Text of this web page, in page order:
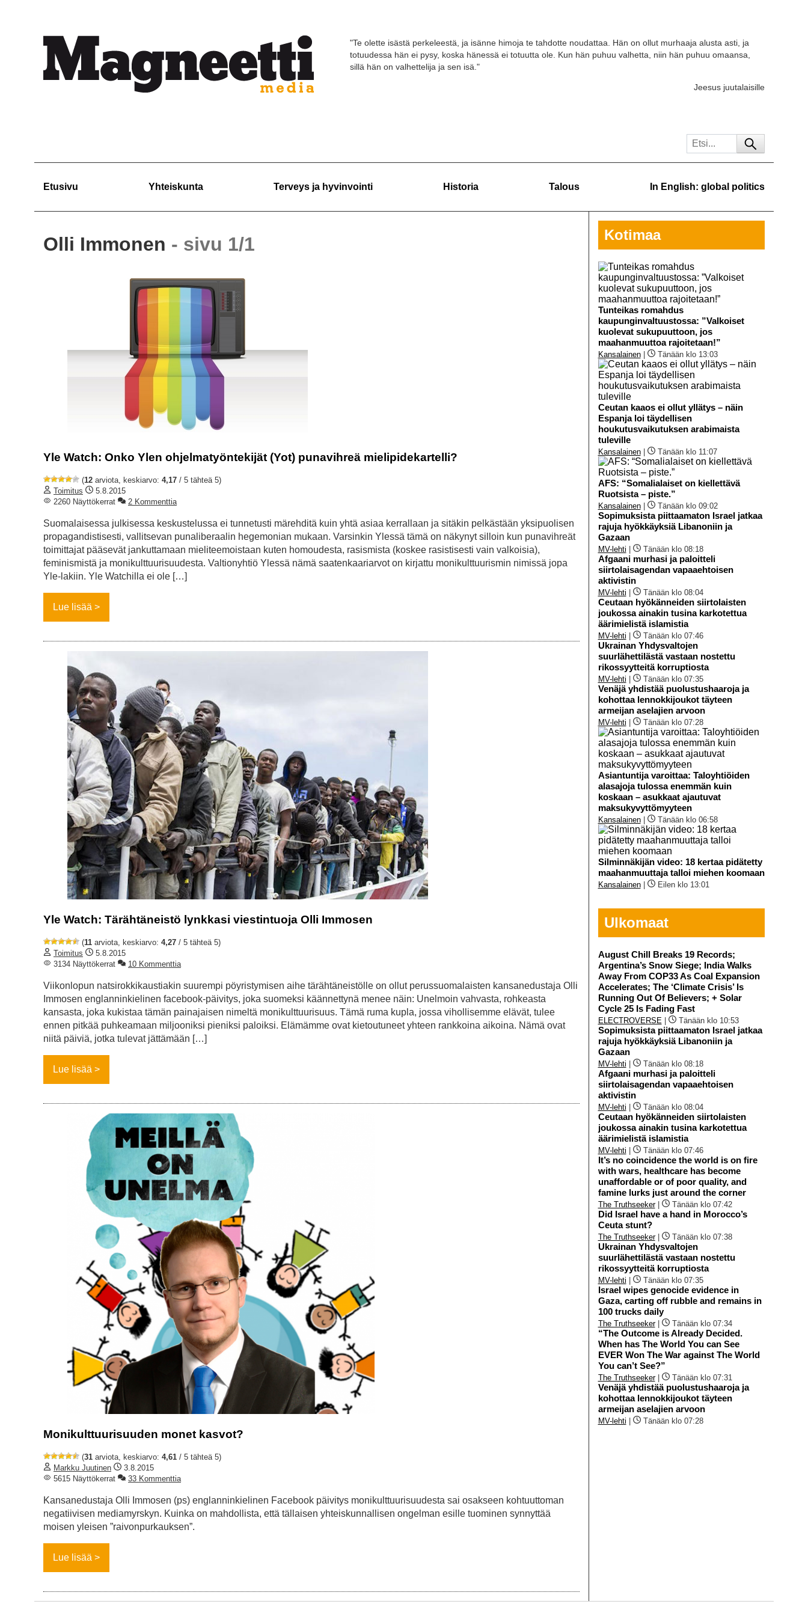
"Te olette isästä perkeleestä, ja isänne himoja te tahdotte noudattaa. Hän on ollut murhaaja alusta asti, ja
totuudessa hän ei pysy, koska hänessä ei totuutta ole. Kun hän puhuu valhetta, niin hän puhuu omaansa,
sillä hän on valhettelija ja sen isä."
Jeesus juutalaisille
Etusivu Yhteiskunta Terveys ja hyvinvointi Historia Talous In English: global politics
Olli Immonen - sivu 1/1
Yle Watch: Onko Ylen ohjelmatyöntekijät (Yot) punavihreä mielipidekartelli?
(12 arviota, keskiarvo: 4,17 / 5 tähteä 5)
Toimitus
5.8.2015
2260 Näyttökerrat
2 Kommenttia
Suomalaisessa julkisessa keskustelussa ei tunnetusti märehditä kuin yhtä asiaa kerrallaan ja sitäkin pelkästään yksipuolisen
propagandistisesti, vallitsevan punaliberaalin hegemonian mukaan. Varsinkin Ylessä tämä on näkynyt silloin kun punavihreät
toimittajat pääsevät jankuttamaan mieliteemoistaan kuten homoudesta, rasismista (koskee rasistisesti vain valkoisia),
feminismistä ja monikulttuurisuudesta. Valtionyhtiö Ylessä nämä saatenkaariarvot on kirjattu monikulttuurismin nimissä jopa
Yle-lakiin. Yle Watchilla ei ole […]
Lue lisää
Yle Watch: Tärähtäneistö lynkkasi viestintuoja Olli Immosen
(11 arviota, keskiarvo: 4,27 / 5 tähteä 5)
Toimitus
5.8.2015
3134 Näyttökerrat
10 Kommenttia
Viikonlopun natsirokkikaustiakin suurempi pöyristymisen aihe tärähtäneistölle on ollut perussuomalaisten kansanedustaja Olli
Immosen englanninkielinen facebook-päivitys, joka suomeksi käännettynä menee näin: Unelmoin vahvasta, rohkeasta
kansasta, joka kukistaa tämän painajaisen nimeltä monikulttuurisuus. Tämä ruma kupla, jossa vihollisemme elävät, tulee
ennen pitkää puhkeamaan miljooniksi pieniksi paloiksi. Elämämme ovat kietoutuneet yhteen rankkoina aikoina. Nämä ovat
niitä päiviä, jotka tulevat jättämään […]
Lue lisää
Monikulttuurisuuden monet kasvot?
(31 arviota, keskiarvo: 4,61 / 5 tähteä 5)
Markku Juutinen
3.8.2015
5615 Näyttökerrat
33 Kommenttia
Kansanedustaja Olli Immosen (ps) englanninkielinen Facebook päivitys monikulttuurisuudesta sai osakseen kohtuuttoman
negatiivisen mediamyrskyn. Kuinka on mahdollista, että tällaisen yhteiskunnallisen ongelman esille tuominen synnyttää
moisen yleisen ”raivonpurkauksen”.
Lue lisää
Kotimaa
Tunteikas romahdus
kaupunginvaltuustossa: ”Valkoiset
kuolevat sukupuuttoon, jos
maahanmuuttoa rajoitetaan!”
Kansalainen| Tänään klo 13:03
Ceutan kaaos ei ollut yllätys – näin
Espanja loi täydellisen
houkutusvaikutuksen arabimaista
tuleville
Kansalainen| Tänään klo 11:07
AFS: “Somalialaiset on kiellettävä
Ruotsista – piste.”
Kansalainen| Tänään klo 09:02
Sopimuksista piittaamaton Israel jatkaa
rajuja hyökkäyksiä Libanoniin ja
Gazaan
MV-lehti Tänään klo 08:18
Afgaani murhasi ja paloitteli
siirtolaisagendan vapaaehtoisen
aktivistin
MV-lehti Tänään klo 08:04
Ceutaan hyökänneiden siirtolaisten
joukossa ainakin tusina karkotettua
äärimielistä islamistia
MV-lehti Tänään klo 07:46
Ukrainan Yhdysvaltojen
suurlähettilästä vastaan nostettu
rikossyytteitä korruptiosta
MV-lehti Tänään klo 07:35
Venäjä yhdistää puolustushaaroja ja
kohottaa lennokkijoukot täyteen
armeijan aselajien arvoon
MV-lehti Tänään klo 07:28
Asiantuntija varoittaa: Taloyhtiöiden
alasajoja tulossa enemmän kuin
koskaan – asukkaat ajautuvat
maksukyvyttömyyteen
Kansalainen| Tänään klo 06:58
Silminnäkijän video: 18 kertaa pidätetty
maahanmuuttaja talloi miehen koomaan
Kansalainen| Eilen klo 13:01
Ulkomaat
August Chill Breaks 19 Records;
Argentina’s Snow Siege; India Walks
Away From COP33 As Coal Expansion
Accelerates; The ‘Climate Crisis’ Is
Running Out Of Believers; + Solar
Cycle 25 Is Fading Fast
ELECTROVERSE Tänään klo 10:53
Sopimuksista piittaamaton Israel jatkaa
rajuja hyökkäyksiä Libanoniin ja
Gazaan
MV-lehti Tänään klo 08:18
Afgaani murhasi ja paloitteli
siirtolaisagendan vapaaehtoisen
aktivistin
MV-lehti Tänään klo 08:04
Ceutaan hyökänneiden siirtolaisten
joukossa ainakin tusina karkotettua
äärimielistä islamistia
MV-lehti Tänään klo 07:46
It’s no coincidence the world is on fire
with wars, healthcare has become
unaffordable or of poor quality, and
famine lurks just around the corner
The Truthseeker| Tänään klo 07:42
Did Israel have a hand in Morocco’s
Ceuta stunt?
The Truthseeker| Tänään klo 07:38
Ukrainan Yhdysvaltojen
suurlähettilästä vastaan nostettu
rikossyytteitä korruptiosta
MV-lehti Tänään klo 07:35
Israel wipes genocide evidence in
Gaza, carting off rubble and remains in
100 trucks daily
The Truthseeker| Tänään klo 07:34
“The Outcome is Already Decided.
When has The World You can See
EVER Won The War against The World
You can’t See?”
The Truthseeker| Tänään klo 07:31
Venäjä yhdistää puolustushaaroja ja
kohottaa lennokkijoukot täyteen
armeijan aselajien arvoon
MV-lehti Tänään klo 07:28